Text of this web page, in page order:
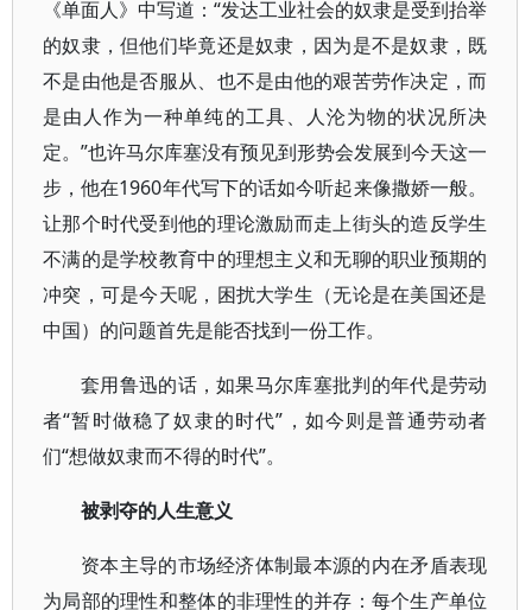
《单面人》中写道：“发达工业社会的奴隶是受到抬举
的奴隶，但他们毕竟还是奴隶，因为是不是奴隶，既
不是由他是否服从、也不是由他的艰苦劳作决定，而
是由人作为一种单纯的工具、人沦为物的状况所决
定。”也许马尔库塞没有预见到形势会发展到今天这一
步，他在1960年代写下的话如今听起来像撒娇一般。
让那个时代受到他的理论激励而走上街头的造反学生
不满的是学校教育中的理想主义和无聊的职业预期的
冲突，可是今天呢，困扰大学生（无论是在美国还是
中国）的问题首先是能否找到一份工作。
套用鲁迅的话，如果马尔库塞批判的年代是劳动
者“暂时做稳了奴隶的时代”，如今则是普通劳动者
们“想做奴隶而不得的时代”。
被剥夺的人生意义
资本主导的市场经济体制最本源的内在矛盾表现
为局部的理性和整体的非理性的并存：每个生产单位